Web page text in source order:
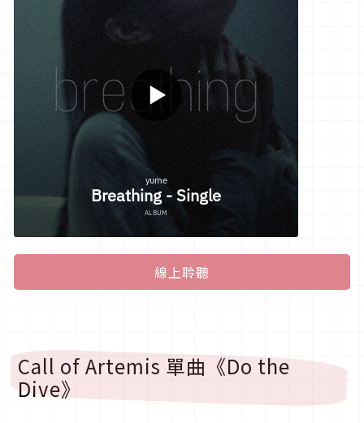
線上聆聽
Call of Artemis 單曲《Do the
Dive》